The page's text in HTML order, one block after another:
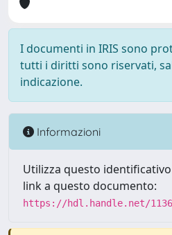
I documenti in IRIS sono
tutti i diritti sono riservati,
indicazione.
Informazioni
Utilizza questo
link a questo documento:
https://hdl.handle.net/